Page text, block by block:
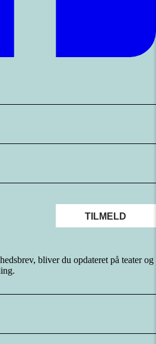
bliver du opdateret på teater og